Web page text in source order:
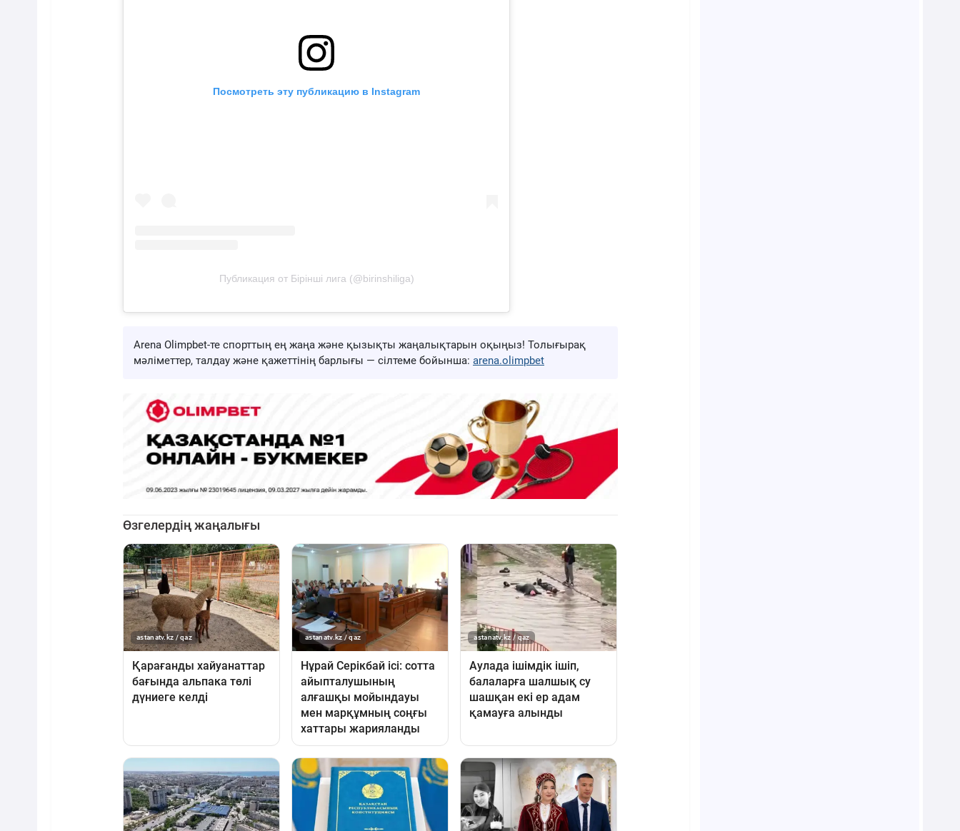
Посмотреть эту публикацию в Instagram
Публикация от Бірінші лига (@birinshiliga)
Arena Olimpbet-те спорттың ең жаңа және қызықты жаңалықтарын оқыңыз! Толығырақ
мәліметтер, талдау және қажеттінің барлығы — сілтеме бойынша: arena.olimpbet